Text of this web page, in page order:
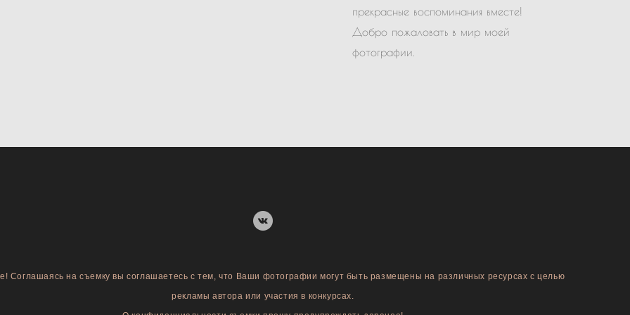
прекрасные воспоминания вместе!
Добро пожаловать в мир моей
фотографии.
Соглашаясь на съемку вы соглашаетесь с тем, что Ваши фотографии могут быть размещены на различных ресурсах с целью
рекламы автора или участия в конкурсах.